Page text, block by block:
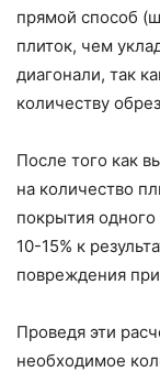
прямой способ
плиток, чем
диагонали, так
количеству
После того как
на количество
покрытия
10-15% к
повреждения
Проведя эти
необходимое